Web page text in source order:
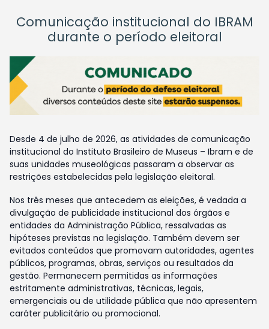
Comunicação institucional do IBRAM
durante o período eleitoral
Desde 4 de julho de 2026, as atividades de comunicação
institucional do Instituto Brasileiro de Museus – Ibram e de
suas unidades museológicas passaram a observar as
restrições estabelecidas pela legislação eleitoral.
Nos três meses que antecedem as eleições, é vedada a
divulgação de publicidade institucional dos órgãos e
entidades da Administração Pública, ressalvadas as
hipóteses previstas na legislação. Também devem ser
evitados conteúdos que promovam autoridades, agentes
públicos, programas, obras, serviços ou resultados da
gestão. Permanecem permitidas as informações
estritamente administrativas, técnicas, legais,
emergenciais ou de utilidade pública que não apresentem
caráter publicitário ou promocional.